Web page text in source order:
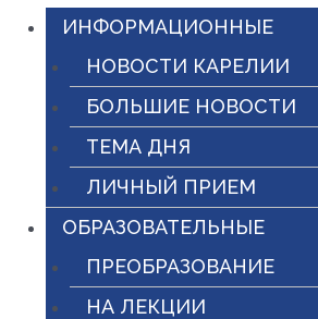
ИНФОРМАЦИОННЫЕ
НОВОСТИ КАРЕЛИИ
БОЛЬШИЕ НОВОСТИ
ТЕМА ДНЯ
ЛИЧНЫЙ ПРИЕМ
ОБРАЗОВАТЕЛЬНЫЕ
ПРЕОБРАЗОВАНИЕ
НА ЛЕКЦИИ